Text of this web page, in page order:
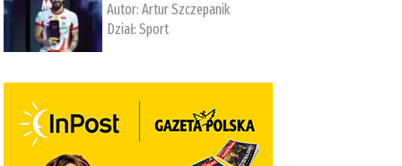
Autor:Artur Szczepanik
Dział:Sport